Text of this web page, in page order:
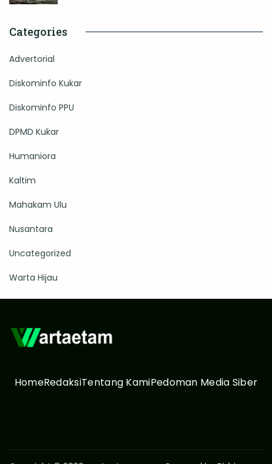
Categories
Advertorial
Diskominfo Kukar
Diskominfo PPU
DPMD Kukar
Humaniora
Kaltim
Mahakam Ulu
Nusantara
Uncategorized
Warta Hijau
HomeRedaksiTentang KamiPedoman Media Siber